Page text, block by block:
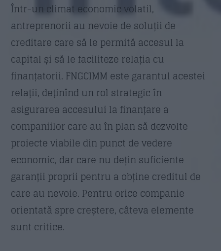
Subiect*
Mesaj*
Trimite
Într-un climat economic volatil,
antreprenorii au nevoie de soluții de
creditare care să le permită accesul la
capital și să le faciliteze relația cu
finanțatorii. FNGCIMM este garantul acestei
relații, deținînd un rol strategic în
asigurarea accesului la finanțare a
companiilor care au în plan să dezvolte
proiecte viabile din punct de vedere
economic, dar care nu dețin suficiente
garanții proprii pentru a obține creditul de
care au nevoie. Pentru orice companie
orientată spre creștere, câteva elemente
sunt critice.